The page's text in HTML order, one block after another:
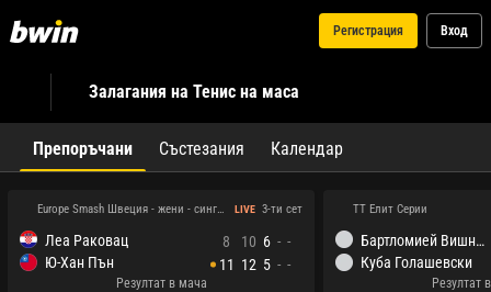
Регистрация Вход
Залагания на Тенис на маса
Препоръчани Състезания Календар
Europe Smash Швеция - жени - сингъл LIVE 3-ти сет
Леа Раковац
8
11
10
12
6
5
-
-
-
-
Ю‑Хан Пън
Резултат в мача
ТТ Елит Серии
Бартломией Вишневски
Куба Голашевски
Резултат